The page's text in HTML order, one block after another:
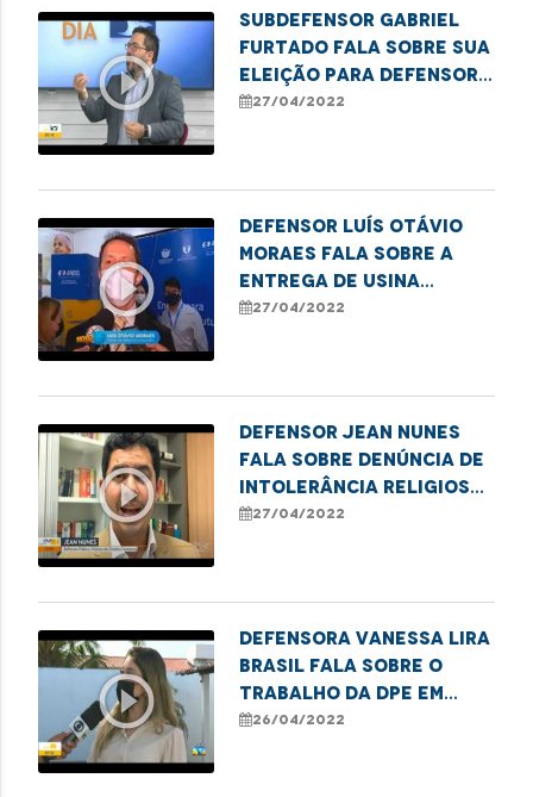
play_circle_outline
Subdefensor Gabriel
Furtado fala sobre sua
eleição para defensor-
geral, prioridades do
sobre os serviços
27/04/2022
play_circle_outline
Defensor Luís Otávio
Moraes fala sobre a
entrega de usina
elétrica para o
27/04/2022
play_circle_outline
Defensor Jean Nunes
fala sobre denúncia de
intolerância religiosa
em São Luís
27/04/2022
play_circle_outline
Defensora Vanessa Lira
Brasil fala sobre o
trabalho da DPE em
prol do
26/04/2022